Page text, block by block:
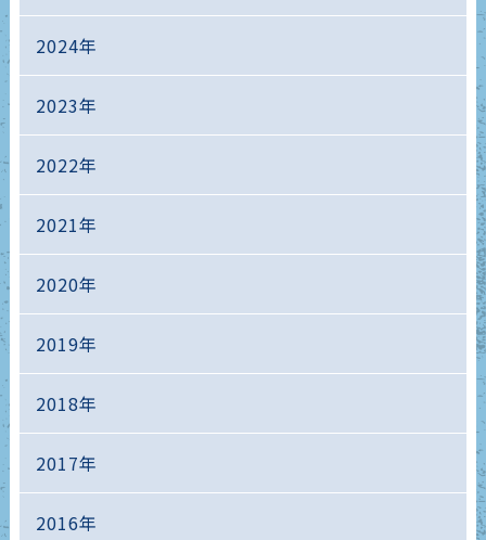
2024年
2023年
2022年
2021年
2020年
2019年
2018年
2017年
2016年